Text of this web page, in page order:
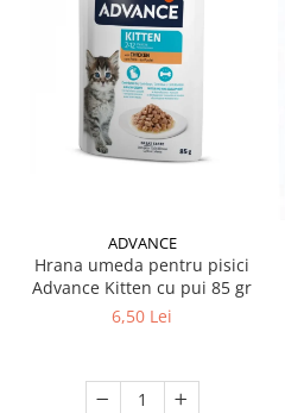
ADVANCE
Hrana umeda pentru pisici
Advance Kitten cu pui 85 gr
6,50 Lei